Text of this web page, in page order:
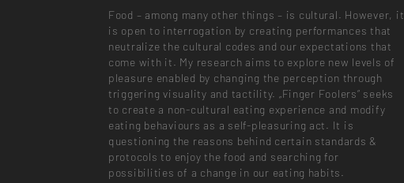
Food – among many other things – is cultural. However, it
is open to interrogation by creating performances that
neutralize the cultural codes and our expectations that
come with it. My research aims to explore new levels of
pleasure enabled by changing the perception through
triggering visuality and tactility. „Finger Foolers“ seeks
to create a non-cultural eating experience and modify
eating behaviours as a self-pleasuring act. It is
questioning the reasons behind certain standards &
protocols to enjoy the food and searching for
possibilities of a change in our eating habits.